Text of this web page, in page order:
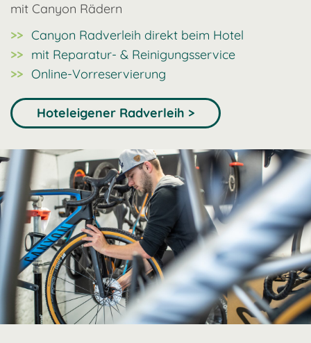
mit Canyon Rädern
Canyon Radverleih direkt beim Hotel
mit Reparatur- & Reinigungsservice
Online-Vorreservierung
Hoteleigener Radverleih >